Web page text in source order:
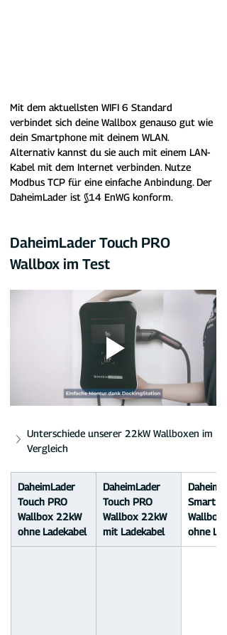
Mit dem aktuellsten WIFI 6 Standard
verbindet sich deine Wallbox genauso gut wie
dein Smartphone mit deinem WLAN.
Alternativ kannst du sie auch mit einem LAN-
Kabel mit dem Internet verbinden. Nutze
Modbus TCP für eine einfache Anbindung. Der
DaheimLader ist §14 EnWG konform.
DaheimLader Touch PRO
Wallbox im Test
Unterschiede unserer 22kW Wallboxen im
Vergleich
DaheimLader
Touch PRO
Wallbox 22kW
ohne Ladekabel
DaheimLader
Touch PRO
Wallbox 22kW
mit Ladekabel
Smart
Wallbox
ohne